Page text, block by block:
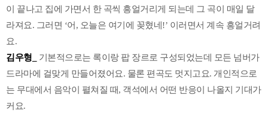
이 끝나고 집에 가면서 한 곡씩 흥얼거리게 되는데 그 곡이 매일 달
라져요. 그러면 ‘어, 오늘은 여기에 꽂혔네!’ 이러면서 계속 흥얼거려
요.
김우형_
기본적으로는 록이랑 팝 장르로 구성되었는데 모든 넘버가
드라마에 걸맞게 만들어졌어요. 물론 편곡도 멋지고요. 개인적으로
는 무대에서 음악이 펼쳐질 때, 객석에서 어떤 반응이 나올지 기대가
커요.